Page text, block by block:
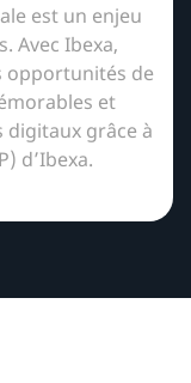
est un enjeu
Avec Ibexa,
opportunités de
et
grâce à
d’Ibexa.